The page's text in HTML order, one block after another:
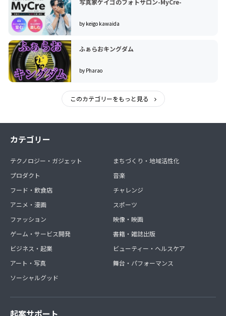
写真家ケイゴのフォトサロン-MyCre-
by keigo kawaida
ふぁらおキングダム
by Pharao
このカテゴリーをもっと見る
カテゴリー
テクノロジー・ガジェット
プロダクト
フード・飲食店
アニメ・漫画
ファッション
ゲーム・サービス開発
ビジネス・起業
アート・写真
ソーシャルグッド
まちづくり・地域活性化
音楽
チャレンジ
スポーツ
映像・映画
書籍・雑誌出版
ビューティー・ヘルスケア
舞台・パフォーマンス
起案サポート